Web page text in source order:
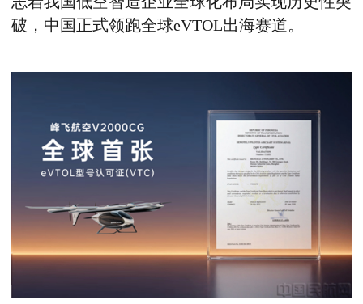
破，中国正式领跑全球eVTOL出海赛道。